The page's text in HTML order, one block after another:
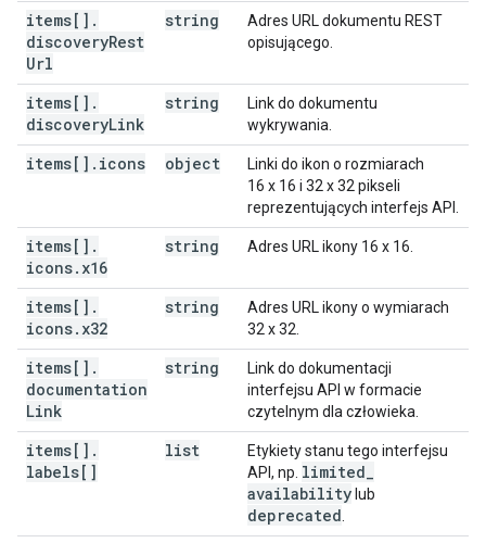
items[] .
discoveryRest
Url
string
Adres URL dokumentu REST
opisującego.
items[] .
discoveryLink
string
Link do dokumentu
wykrywania.
items[] . icons object
Linki do ikon o rozmiarach
16 x 16 i 32 x 32 pikseli
reprezentujących interfejs API.
items[] .
icons. x16
string Adres URL ikony 16 x 16.
items[] .
icons. x32
string
Adres URL ikony o wymiarach
32 x 32.
items[] .
documentation
Link
string
Link do dokumentacji
interfejsu API w formacie
czytelnym dla człowieka.
items[] .
labels[]
list
Etykiety stanu tego interfejsu
API, np. limited
availability lub
deprecated